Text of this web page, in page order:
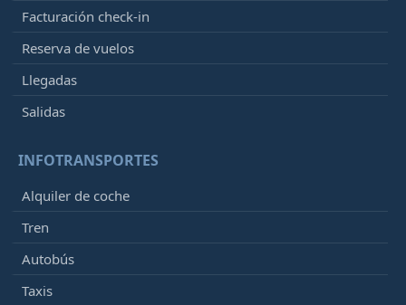
Facturación check-in
Reserva de vuelos
Llegadas
Salidas
INFOTRANSPORTES
Alquiler de coche
Tren
Autobús
Taxis